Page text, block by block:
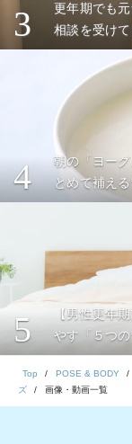
3
更年期でも
相談を受け
4
朝の「ヨー
とめて補え
5
【男性更年
やす「５つの
Top POSE & BODY
ズ
画像・動画一覧